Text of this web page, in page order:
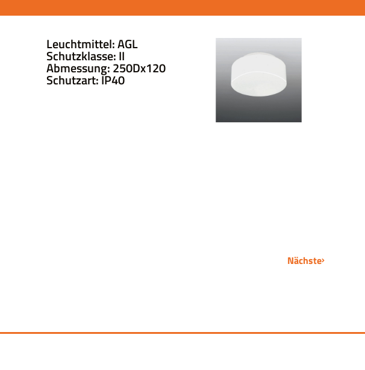
Leuchtmittel: AGL
Schutzklasse: II
Abmessung: 250Dx120
Schutzart: IP40
Nächste